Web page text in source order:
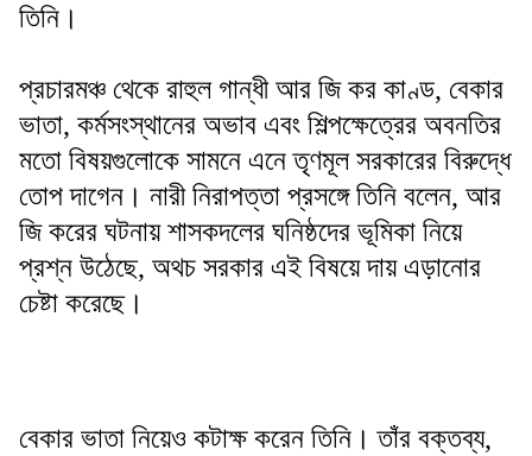
তিনি।
প্রচারমঞ্চ থেকে রাহুল গান্ধী আর জি কর কাণ্ড, বেকার
ভাতা, কর্মসংস্থানের অভাব এবং শিল্পক্ষেত্রের অবনতির
মতো বিষয়গুলোকে সামনে এনে তৃণমূল সরকারের বিরুদ্ধে
তোপ দাগেন। নারী নিরাপত্তা প্রসঙ্গে তিনি বলেন, আর
জি করের ঘটনায় শাসকদলের ঘনিষ্ঠদের ভূমিকা নিয়ে
প্রশ্ন উঠেছে, অথচ সরকার এই বিষয়ে দায় এড়ানোর
চেষ্টা করেছে।
বেকার ভাতা নিয়েও কটাক্ষ করেন তিনি। তাঁর বক্তব্য,